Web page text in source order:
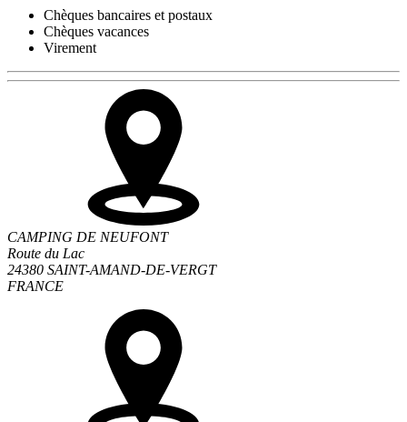
Chèques bancaires et postaux
Chèques vacances
Virement
CAMPING DE NEUFONT
Route du Lac
24380 SAINT-AMAND-DE-VERGT
FRANCE